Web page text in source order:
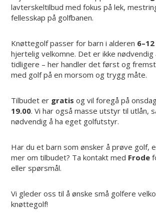
lavterskeltilbud med fokus på lek,
fellesskap på golfbanen.
Knøttegolf passer for barn i alderen
hjertelig velkomne. Det er ikke nødvendig
tidligere – her handler det først og
med golf på en morsom og trygg måte.
Tilbudet er gratis og vil foregå på
19.00. Vi har også masse utstyr til utlån,
nødvendig å ha eget golfutstyr.
Har du et barn som ønsker å prøve golf,
mer om tilbudet? Ta kontakt med Frode
eller spørsmål.
Vi gleder oss til å ønske små golfere
knøttegolf!